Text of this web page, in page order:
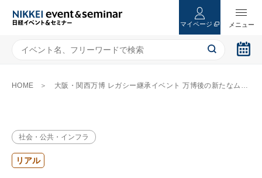
マイページ
HOME 大阪・関西万博 レガシー継承イベント 万博後の新たなムーブメントの創出に向けて
社会・公共・インフラ
リアル